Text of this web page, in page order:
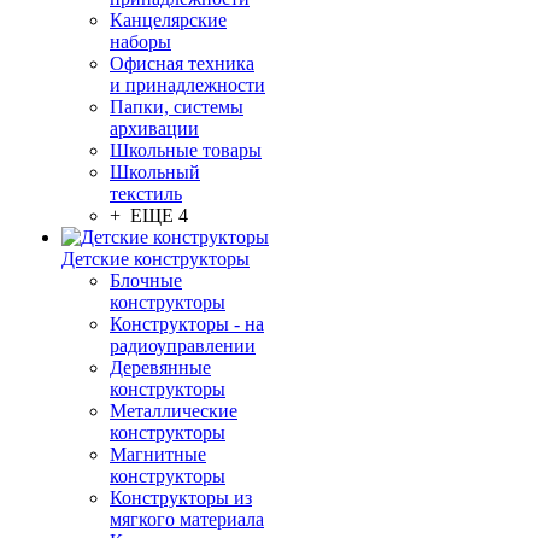
Канцелярские
наборы
Офисная техника
и принадлежности
Папки, системы
архивации
Школьные товары
Школьный
текстиль
+ ЕЩЕ 4
Детские конструкторы
Блочные
конструкторы
Конструкторы - на
радиоуправлении
Деревянные
конструкторы
Металлические
конструкторы
Магнитные
конструкторы
Конструкторы из
мягкого материала